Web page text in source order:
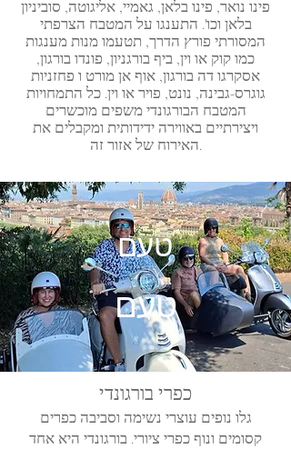
פינו נואר, פינו בלאן, גאמיי, אליגוטה, סוביניון
בלאן וכו'. התענגו על המטבח הצרפתי
המסורתי פורץ הדרך, תטעמו מנות מענגות
כמו קוק או וין, ביף בורגניון, פונדו בורגון,
אסקרגו דה בורגון, אוף אן מורט ו פחזניות
גוגרס-גבינה, נונט, פויר או וין. כל התמחויות
המטבח הבורגונדי משפים מוכשרים
ויצירתיים באווירה ידידותית ומקבלים את
האירוח של אזור זה.
טעם
טעם
כפרי בורגונדי
גלו נופים עוצרי נשימה וסביבה כפרים
קסומים ונוף כפרי ציורי. בורגונדי היא אחד